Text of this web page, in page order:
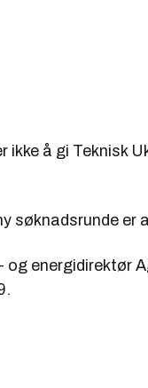
å gi Teknisk
søknadsrunde er
energidirektør